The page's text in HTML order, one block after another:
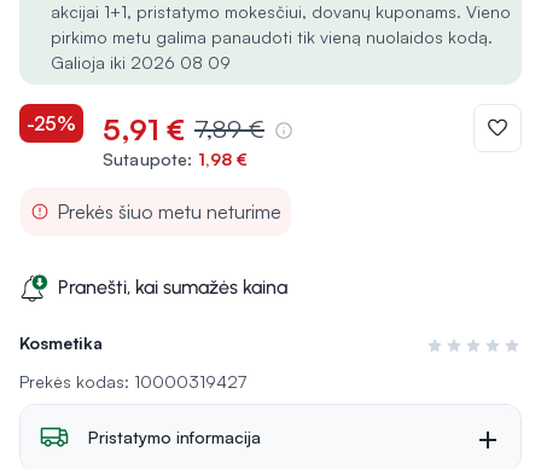
Kosmetika
Įvertinimas 0
Prekės kodas: 10000319427
akcijai 1+1, pristatymo mokesčiui, dovanų kuponams. Vieno
pirkimo metu galima panaudoti tik vieną nuolaidos kodą.
Galioja iki 2026 08 09
-25% 5,91 € 7,89 €
Sutaupote: 1,98 €
Pranešti, kai sumažės kaina
Prekės šiuo metu neturime
Pristatymo informacija